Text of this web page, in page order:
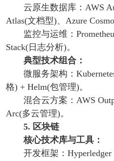
云原生数据库：AWS
Atlas(文档型)、Azure
监控与运维：
Stack(日志分析)。
典型技术组合：
微服务架构：
格) + Helm(包管理)。
混合云方案：AWS
Arc(多云管理)。
5. 区块链
核心技术库与工具：
开发框架：Hyperledger